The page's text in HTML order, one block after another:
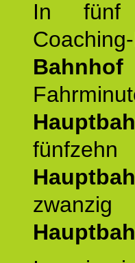
In fünf